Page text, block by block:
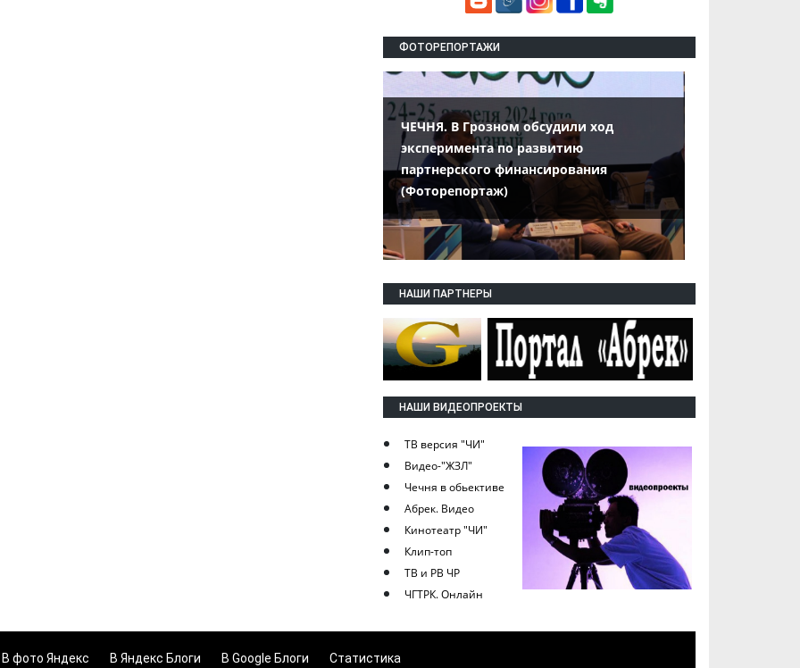
ФОТОРЕПОРТАЖИ
ЧЕЧНЯ. В Грозном обсудили ход
эксперимента по развитию
партнерского финансирования
(Фоторепортаж)
НАШИ ПАРТНЕРЫ
НАШИ ВИДЕОПРОЕКТЫ
ТВ версия "ЧИ"
Видео-"ЖЗЛ"
Чечня в обьективе
Абрек. Видео
Кинотеатр "ЧИ"
Клип-топ
ТВ и РВ ЧР
ЧГТРК. Онлайн
В фото Яндекс В Яндекс Блоги В Google Блоги Статистика